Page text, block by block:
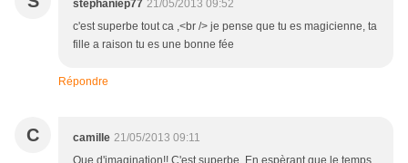
stephaniep77 21/05/2013 09:52
c'est superbe tout ca ,<br /> je pense que tu es magicienne, ta
fille a raison tu es une bonne fée
Répondre
C camille 21/05/2013 09:11
Que d'imagination!! C'est superbe. En espèrant que le temps